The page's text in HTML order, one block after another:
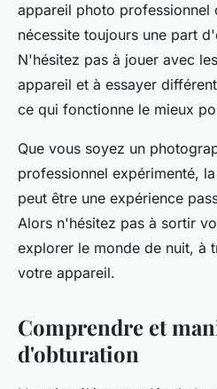
appareil photo professionnel
nécessite toujours une part
N'hésitez pas à jouer avec
appareil et à essayer
ce qui fonctionne le mieux
Que vous soyez un
professionnel expérimenté,
peut être une expérience
Alors n'hésitez pas à sortir
explorer le monde de nuit, à
votre appareil.
Comprendre et
d'obturation